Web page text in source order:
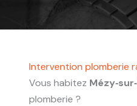
Intervention plomberie
Vous habitez
plomberie ?